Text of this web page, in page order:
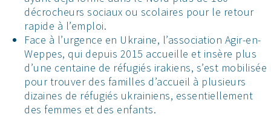
décrocheurs sociaux ou scolaires pour le retour
rapide à l’emploi.
Face à l’urgence en Ukraine, l’association Agir-en-
Weppes, qui depuis 2015 accueille et insère plus
d’une centaine de réfugiés irakiens, s’est mobilisée
pour trouver des familles d’accueil à plusieurs
dizaines de réfugiés ukrainiens, essentiellement
des femmes et des enfants.